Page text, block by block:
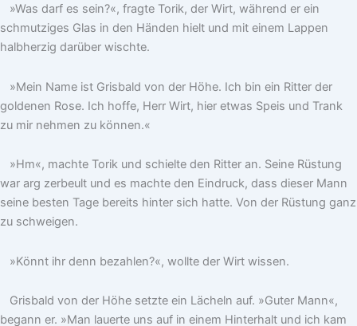
»Was darf es sein?«, fragte Torik, der Wirt, während er ein
schmutziges Glas in den Händen hielt und mit einem Lappen
halbherzig darüber wischte.
»Mein Name ist Grisbald von der Höhe. Ich bin ein Ritter der
goldenen Rose. Ich hoffe, Herr Wirt, hier etwas Speis und Trank
zu mir nehmen zu können.«
»Hm«, machte Torik und schielte den Ritter an. Seine Rüstung
war arg zerbeult und es machte den Eindruck, dass dieser Mann
seine besten Tage bereits hinter sich hatte. Von der Rüstung ganz
zu schweigen.
»Könnt ihr denn bezahlen?«, wollte der Wirt wissen.
Grisbald von der Höhe setzte ein Lächeln auf. »Guter Mann«,
begann er. »Man lauerte uns auf in einem Hinterhalt und ich kam